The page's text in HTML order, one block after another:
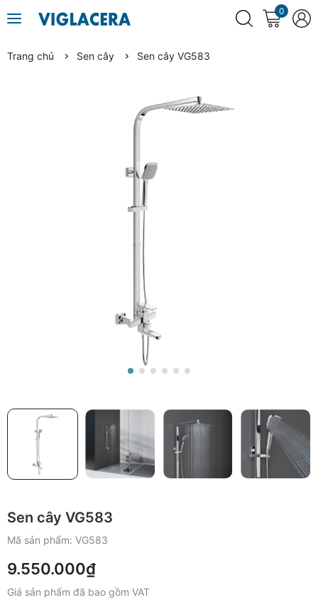
0
Trang chủ Sen cây Sen cây VG583
Sen cây VG583
Mã sản phẩm: VG583
9.550.000₫
Giá sản phẩm đã bao gồm VAT